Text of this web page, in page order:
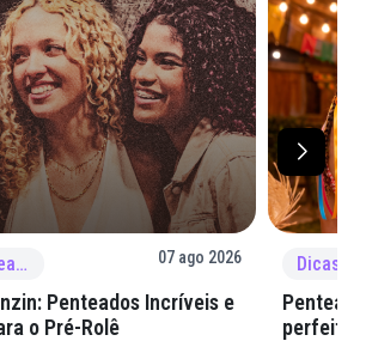
Dicas de Penteado 07 ago 2026
Penteados Incríveis e
o Pré-Rolê
perfeita